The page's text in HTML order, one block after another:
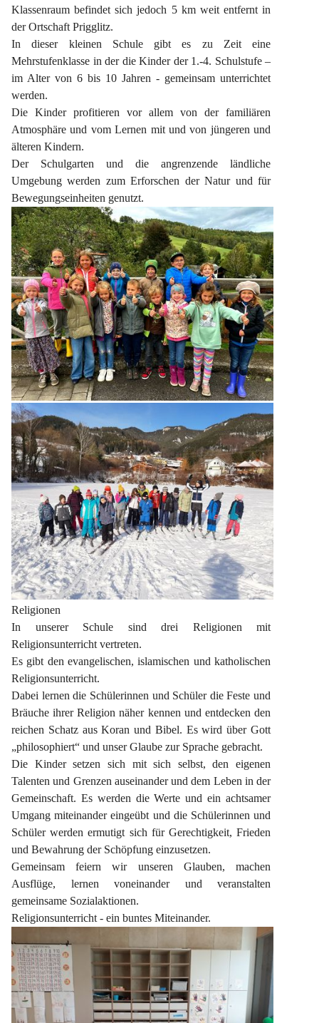
Klassenraum befindet sich jedoch 5 km weit entfernt in
der Ortschaft Prigglitz.
In dieser kleinen Schule gibt es zu Zeit eine
Mehrstufenklasse in der die Kinder der 1.-4. Schulstufe –
im Alter von 6 bis 10 Jahren - gemeinsam unterrichtet
werden.
Die Kinder profitieren vor allem von der familiären
Atmosphäre und vom Lernen mit und von jüngeren und
älteren Kindern.
Der Schulgarten und die angrenzende ländliche
Umgebung werden zum Erforschen der Natur und für
Bewegungseinheiten genutzt.
Religionen
In unserer Schule sind drei Religionen mit
Religionsunterricht vertreten.
Es gibt den evangelischen, islamischen und katholischen
Religionsunterricht.
Dabei lernen die Schülerinnen und Schüler die Feste und
Bräuche ihrer Religion näher kennen und entdecken den
reichen Schatz aus Koran und Bibel. Es wird über Gott
„philosophiert“ und unser Glaube zur Sprache gebracht.
Die Kinder setzen sich mit sich selbst, den eigenen
Talenten und Grenzen auseinander und dem Leben in der
Gemeinschaft. Es werden die Werte und ein achtsamer
Umgang miteinander eingeübt und die Schülerinnen und
Schüler werden ermutigt sich für Gerechtigkeit, Frieden
und Bewahrung der Schöpfung einzusetzen.
Gemeinsam feiern wir unseren Glauben, machen
Ausflüge, lernen voneinander und veranstalten
gemeinsame Sozialaktionen.
Religionsunterricht - ein buntes Miteinander.